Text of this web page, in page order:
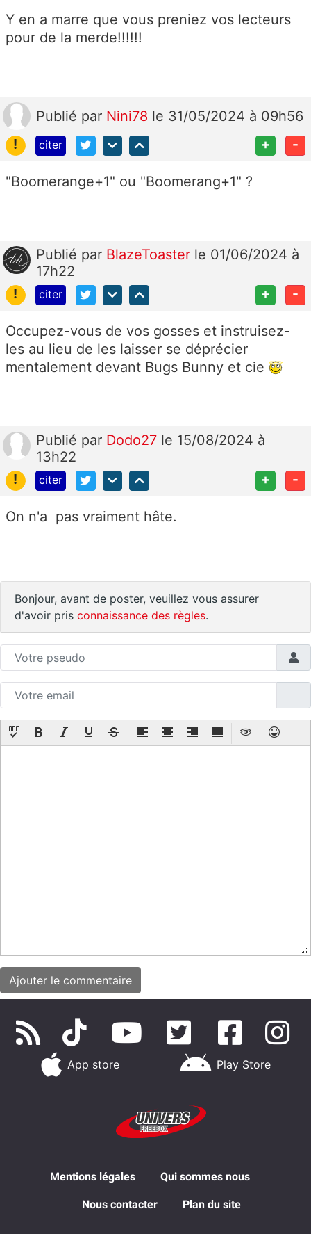
Y en a marre que vous preniez vos lecteurs
pour de la merde!!!!!!
Publié par Nini78 le 31/05/2024 à 09h56
!
citer + -
"Boomerange+1" ou "Boomerang+1" ?
Publié par BlazeToaster le 01/06/2024 à
17h22
!
citer + -
Occupez-vous de vos gosses et instruisez-
les au lieu de les laisser se déprécier
mentalement devant Bugs Bunny et cie
Publié par Dodo27 le 15/08/2024 à
13h22
!
citer + -
On n'a pas vraiment hâte.
Bonjour, avant de poster, veuillez vous assurer
d'avoir pris connaissance des règles.
App store Play Store
Mentions légales Qui sommes nous
Nous contacter Plan du site